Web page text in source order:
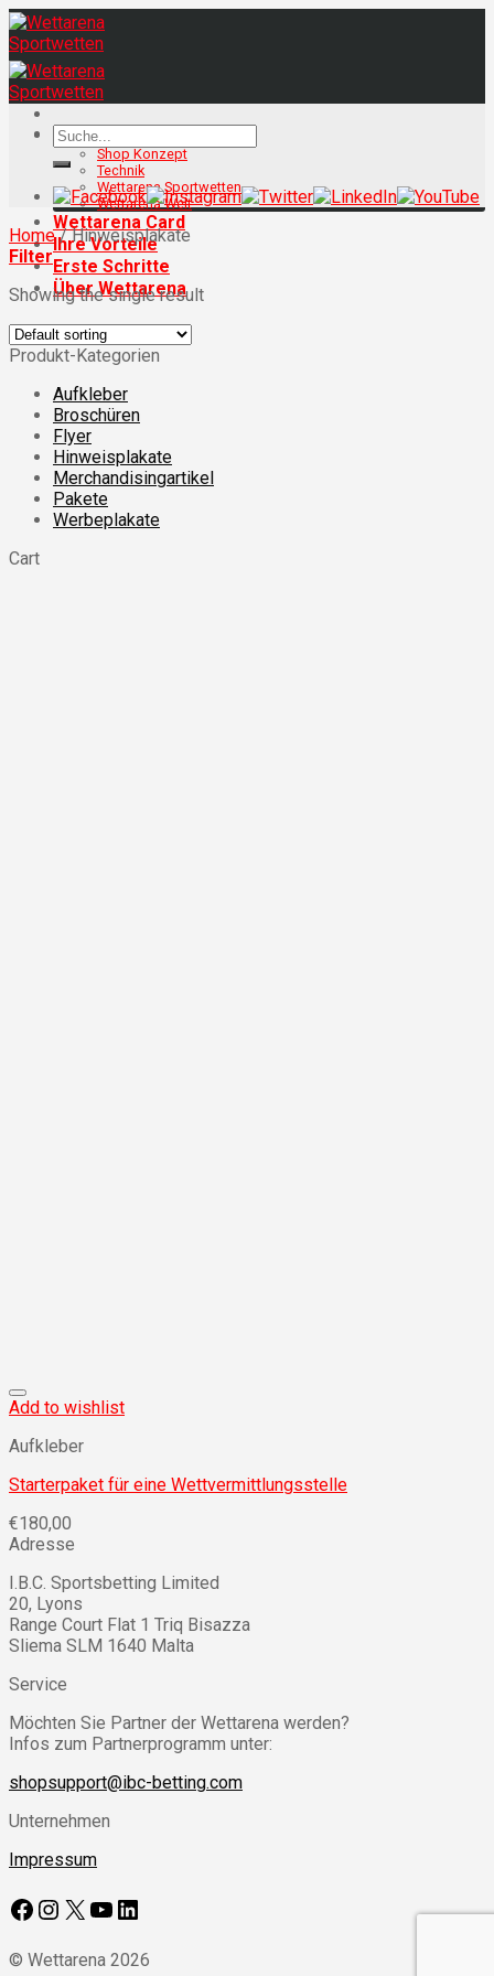
Skip
to
content
Ihr Shop
Shop Konzept
Technik
Wettarena Sportwetten
Wettarena Welt
Wettarena Card
Ihre Vorteile
Erste Schritte
Über Wettarena
Search
for:
Home /Hinweisplakate
Filter
Showing the single result
Produkt-Kategorien
Aufkleber
Broschüren
Flyer
Hinweisplakate
Merchandisingartikel
Pakete
Werbeplakate
Cart
Add to wishlist
Aufkleber
Starterpaket für eine Wettvermittlungsstelle
€180,00
Adresse
I.B.C. Sportsbetting Limited
20, Lyons
Range Court Flat 1 Triq Bisazza
Sliema SLM 1640 Malta
Service
Möchten Sie Partner der Wettarena werden?
Infos zum Partnerprogramm unter:
shopsupport@ibc-betting.com
Unternehmen
Impressum
Facebook
Instagram
X YouTube
LinkedIn
© Wettarena 2026